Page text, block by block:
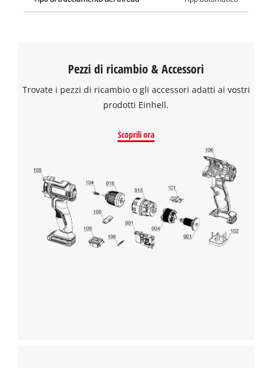
Pezzi di ricambio & Accessori
Trovate i pezzi di ricambio o gli accessori adatti ai vostri
prodotti Einhell.
Scoprili ora